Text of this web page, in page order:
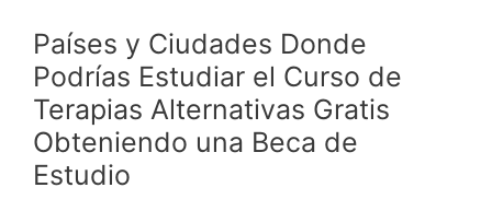
Países y Ciudades Donde
Podrías Estudiar el Curso de
Terapias Alternativas Gratis
Obteniendo una Beca de
Estudio